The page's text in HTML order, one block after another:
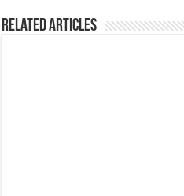
Related Articles